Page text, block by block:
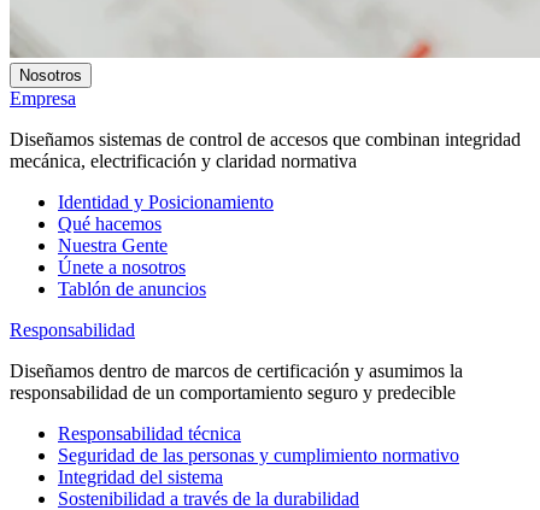
Nosotros
Empresa
Diseñamos sistemas de control de accesos que combinan integridad
mecánica, electrificación y claridad normativa
Identidad y Posicionamiento
Qué hacemos
Nuestra Gente
Únete a nosotros
Tablón de anuncios
Responsabilidad
Diseñamos dentro de marcos de certificación y asumimos la
responsabilidad de un comportamiento seguro y predecible
Responsabilidad técnica
Seguridad de las personas y cumplimiento normativo
Integridad del sistema
Sostenibilidad a través de la durabilidad